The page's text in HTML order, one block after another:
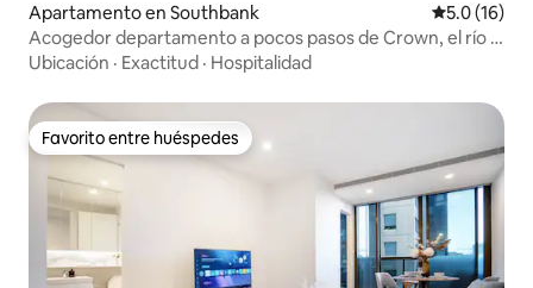
Apartamento en Southbank Calificación
5.0 (16)
Acogedor departamento a pocos pasos de Crown, el río y
el centro de convenciones
Ubicación · Exactitud · Hospitalidad
Favorito entre huéspedes
Favorito entre huéspedes